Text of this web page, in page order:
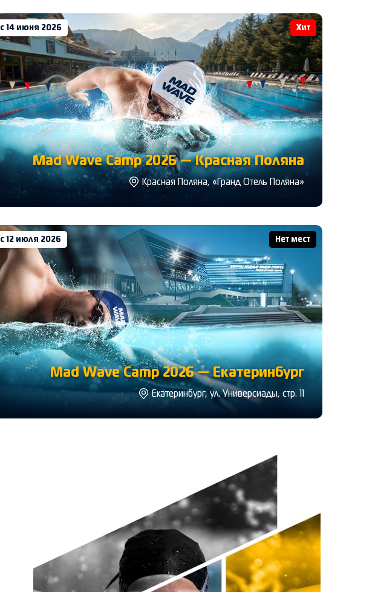
с 14 июня 2026 Хит
Mad Wave Camp 2026 — Красная Поляна
Красная Поляна, «Гранд Отель Поляна»
с 12 июля 2026 Нет мест
Mad Wave Camp 2026 — Екатеринбург
Екатеринбург, ул. Универсиады, стр. 11